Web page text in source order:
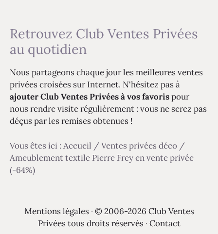
Retrouvez Club Ventes Privées
au quotidien
Nous partageons chaque jour les meilleures ventes
privées croisées sur Internet. N'hésitez pas à
ajouter Club Ventes Privées à vos favorispour
nous rendre visite régulièrement : vous ne serez pas
déçus par les remises obtenues !
Vous êtes ici : Accueil / Ventes privées déco /
Ameublement textile Pierre Frey en vente privée
(-64%)
Mentions légales · © 2006-2026 Club Ventes
Privées tous droits réservés · Contact